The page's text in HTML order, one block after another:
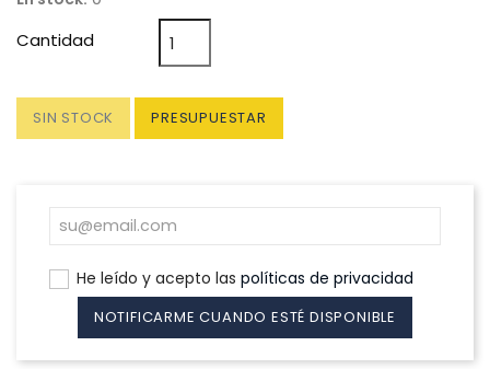
Cantidad
SIN STOCK PRESUPUESTAR
He leído y acepto las políticas de privacidad
NOTIFICARME CUANDO ESTÉ DISPONIBLE